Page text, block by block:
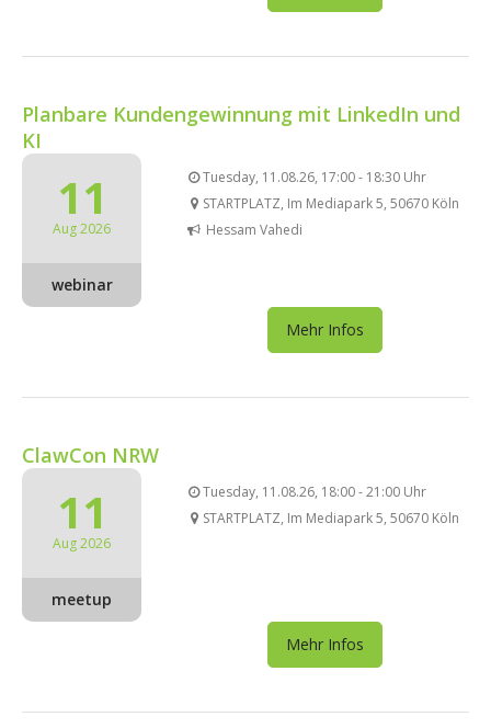
Planbare Kundengewinnung mit LinkedIn und
KI
11
Aug 2026
webinar
Tuesday, 11.08.26, 17:00 - 18:30 Uhr
STARTPLATZ, Im Mediapark 5, 50670 Köln
Hessam Vahedi
Mehr Infos
ClawCon NRW
11
Aug 2026
meetup
Tuesday, 11.08.26, 18:00 - 21:00 Uhr
STARTPLATZ, Im Mediapark 5, 50670 Köln
Mehr Infos